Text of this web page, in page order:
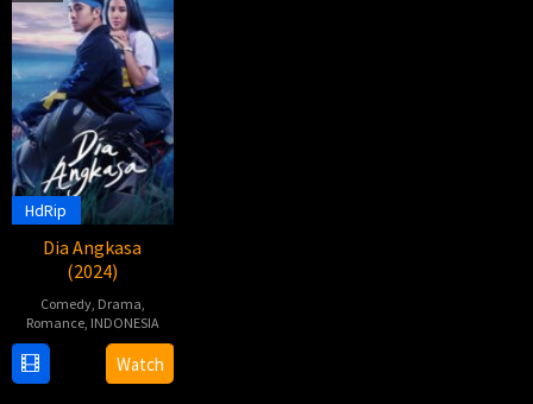
HdRip
Dia Angkasa
(2024)
Comedy, Drama
Romance, INDONESIA
Jul
Adhe
Dharmastriya
Watch